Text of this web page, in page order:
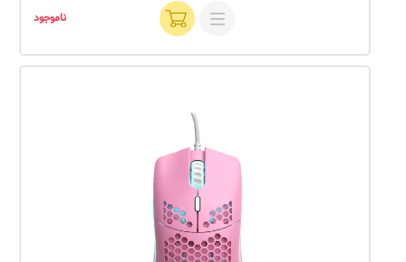
ناموجود